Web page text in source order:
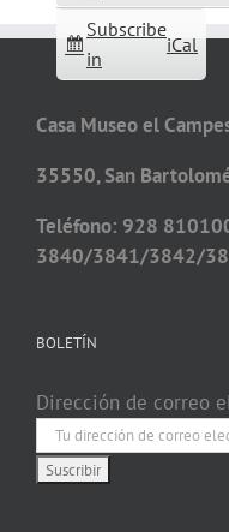
Subscribe
in
iCal
Casa Museo el
35550, San
Teléfono: 928
3840/3841/3842/
BOLETÍN
Dirección de correo